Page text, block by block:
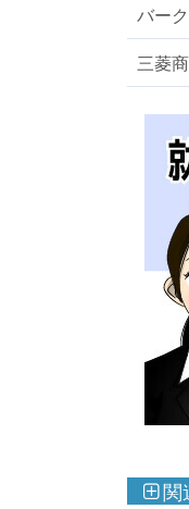
バー
三菱
関